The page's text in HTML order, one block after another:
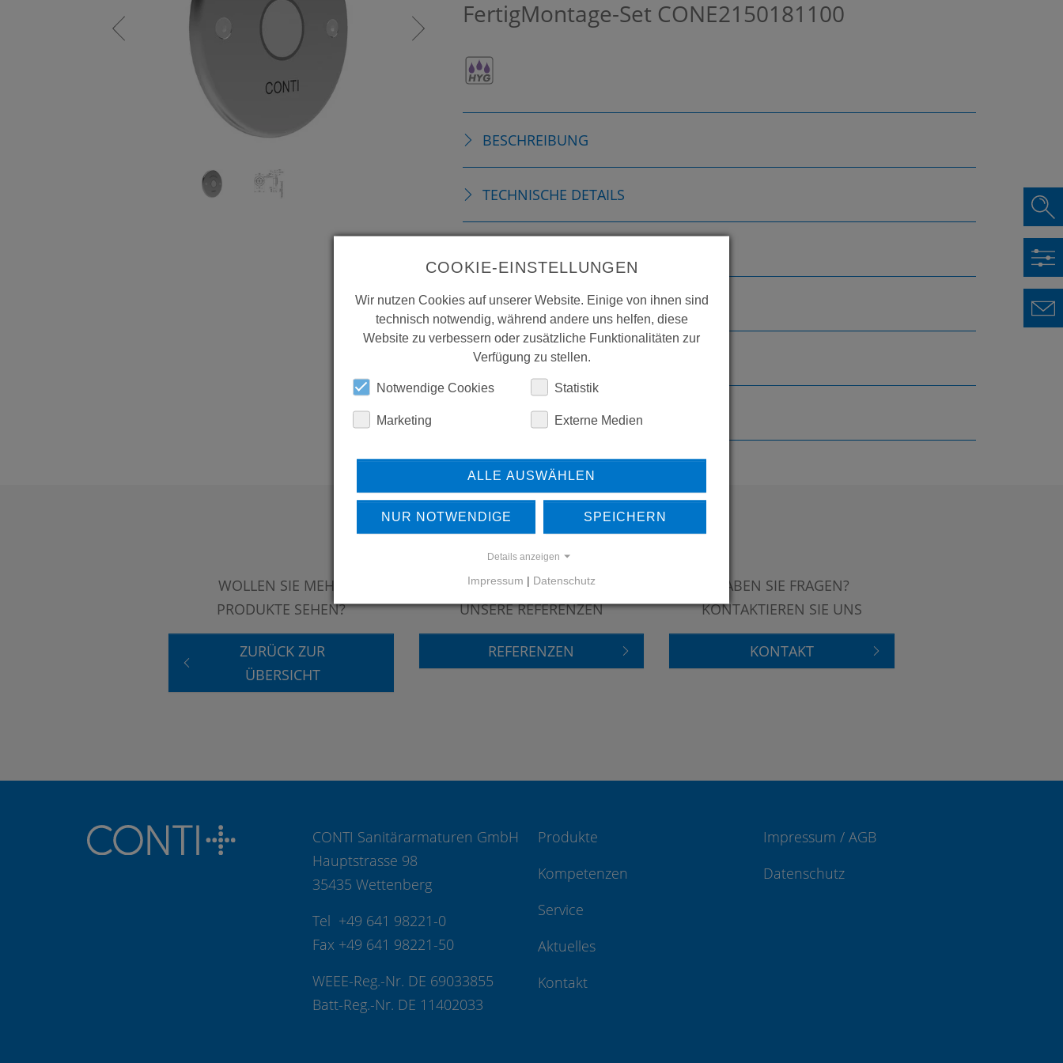
FertigMontage-Set CONE2150181100
BESCHREIBUNG
TECHNISCHE DETAILS
VERBRAUCHSMATERIALIEN
ERSATZTEILE
DOWNLOADS
WOLLEN SIE MEHR
PRODUKTE SEHEN?
ZURÜCK ZUR
ÜBERSICHT
ERFAHREN SIE MEHR ÜBER
UNSERE REFERENZEN
REFERENZEN
HABEN SIE FRAGEN?
KONTAKTIEREN SIE UNS
KONTAKT
CONTI Sanitärarmaturen GmbH
Hauptstrasse 98
35435 Wettenberg
Tel +49 641 98221-0
Fax +49 641 98221-50
WEEE-Reg.-Nr. DE 69033855
Batt-Reg.-Nr. DE 11402033
Produkte
Kompetenzen
Service
Aktuelles
Kontakt
Impressum / AGB
Datenschutz
COOKIE-EINSTELLUNGEN
Wir nutzen Cookies auf unserer Website. Einige von ihnen sind
technisch notwendig, während andere uns helfen, diese
Website zu verbessern oder zusätzliche Funktionalitäten zur
Verfügung zu stellen.
Notwendige Cookies Statistik
Marketing Externe Medien
ALLE AUSWÄHLEN
NUR NOTWENDIGE SPEICHERN
Details anzeigen
Impressum | Datenschutz